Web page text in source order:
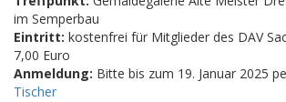
im Semperbau
Eintritt: kostenfrei für Mitglieder des DAV
7,00 Euro
Anmeldung: Bitte bis zum 19. Januar 2025
Tischer